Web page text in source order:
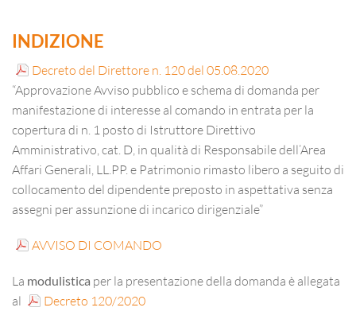
INDIZIONE
Decreto del Direttore n. 120 del 05.08.2020
“Approvazione Avviso pubblico e schema di domanda per
manifestazione di interesse al comando in entrata per la
copertura di n. 1 posto di Istruttore Direttivo
Amministrativo, cat. D, in qualità di Responsabile dell’Area
Affari Generali, LL.PP. e Patrimonio rimasto libero a seguito di
collocamento del dipendente preposto in aspettativa senza
assegni per assunzione di incarico dirigenziale”
AVVISO DI COMANDO
La modulistica per la presentazione della domanda è allegata
al
Decreto 120/2020